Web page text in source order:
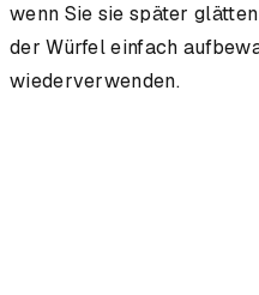
wenn Sie sie später
der Würfel einfach
wiederverwenden.